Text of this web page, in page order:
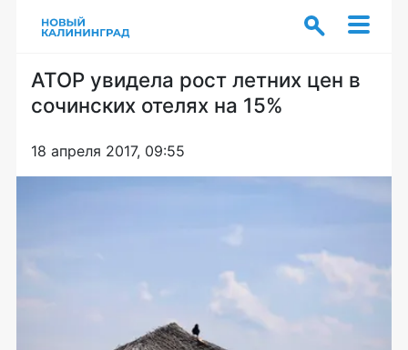
АТОР увидела рост летних цен в
сочинских отелях на 15%
18 апреля 2017, 09:55